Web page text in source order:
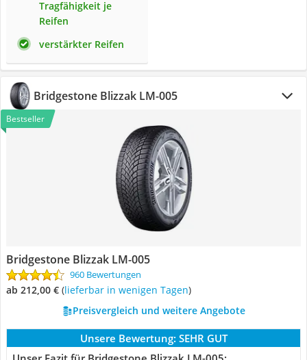
Tragfähigkeit je
Reifen
verstärkter Reifen
Bridgestone Blizzak LM-005
Bestseller
Bridgestone Blizzak LM-005
960 Bewertungen
ab 212,00 € ( Lieferbar in wenigen Tagen)
Preisvergleich und weitere Angebote
Unsere Bewertung: SEHR GUT